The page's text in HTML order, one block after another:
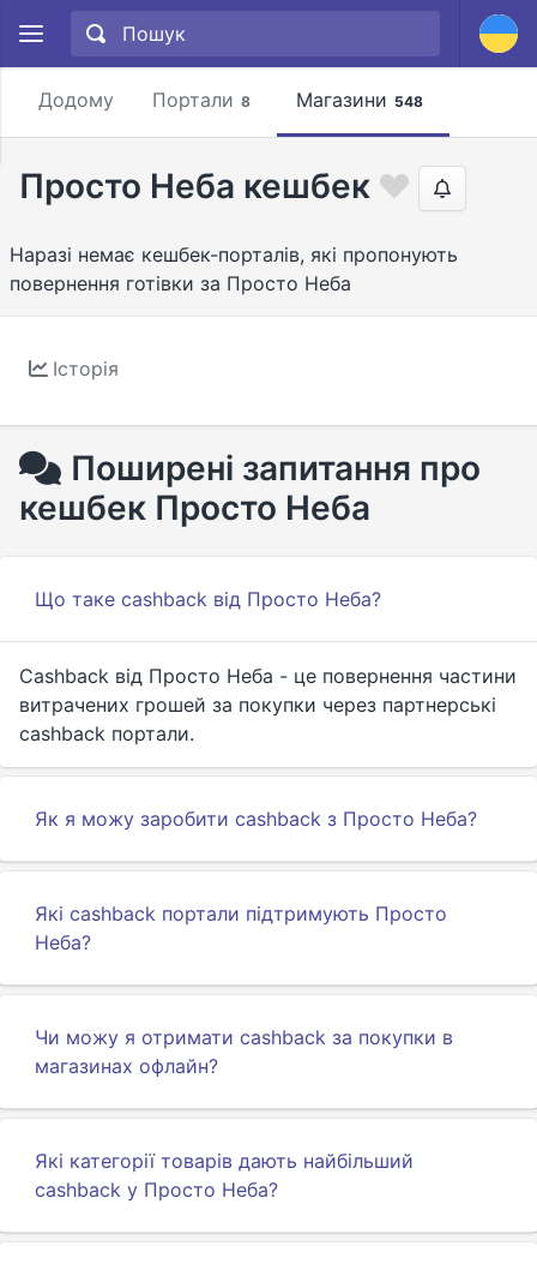
Додому Портали 8 Магазини 548
Просто Неба кешбек
Наразі немає кешбек-порталів, які пропонують
повернення готівки за Просто Неба
Історія
Поширені запитання про
кешбек Просто Неба
Що таке cashback від Просто Неба?
Cashback від Просто Неба - це повернення частини
витрачених грошей за покупки через партнерські
cashback портали.
Як я можу заробити cashback з Просто Неба?
Які cashback портали підтримують Просто
Неба?
Чи можу я отримати cashback за покупки в
магазинах офлайн?
Які категорії товарів дають найбільший
cashback у Просто Неба?